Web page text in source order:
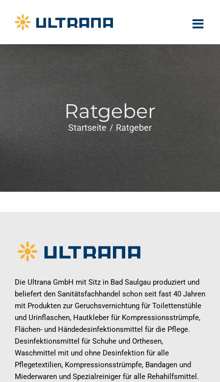
Inhalt
springen
Ratgeber
Startseite Ratgeber
Die Ultrana GmbH mit Sitz in Bad Saulgau produziert und
beliefert den Sanitätsfachhandel schon seit fast 40 Jahren
mit Produkten zur Geruchsvernichtung für Toilettenstühle
und Urinflaschen, Hautkleber für Kompressionsstrümpfe,
Flächen- und Händedesinfektionsmittel für die Pflege.
Desinfektionsmittel für Schuhe und Orthesen,
Waschmittel mit und ohne Desinfektion für alle
Pflegetextilien, Kompressionsstrümpfe, Bandagen und
Miederwaren und Spezialreiniger für alle Rehahilfsmittel.